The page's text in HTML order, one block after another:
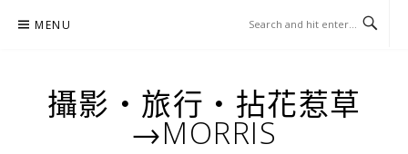
MENU
攝影‧旅行‧拈花惹草
→MORRIS